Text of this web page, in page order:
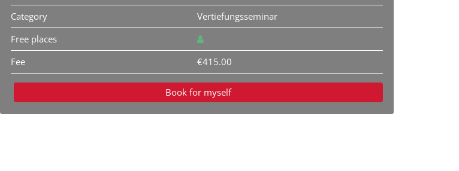
Category
Vertiefungsseminar
Free places
Fee
€415.00
Book for myself